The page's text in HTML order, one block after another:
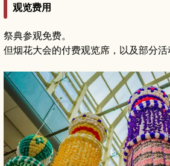
观览费用
祭典参观免费。
但烟花大会的付费观览席，以及部分活